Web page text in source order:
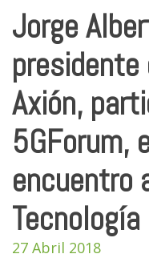
Jorge
Axión,
5GForum,
encuentro
Tecnología
27 Abril 2018